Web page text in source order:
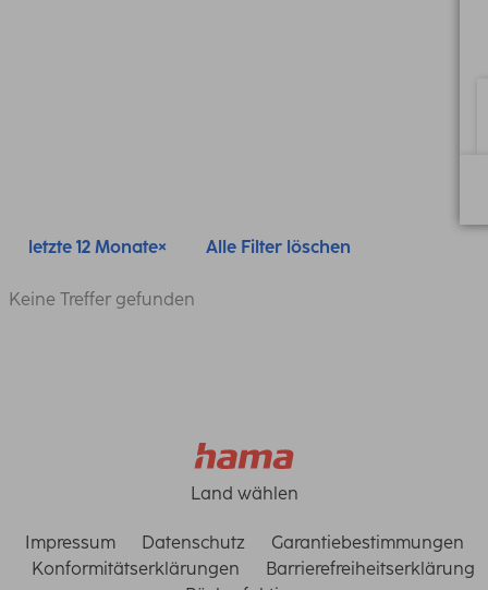
letzte 12 Monate Alle Filter löschen
Keine Treffer gefunden
Land wählen
Impressum Datenschutz
Garantiebestimmungen
Konformitätserklärungen
Barrierefreiheitserklärung